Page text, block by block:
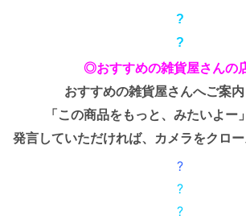
?
?
◎おすすめの雑貨屋さんの
おすすめの雑貨屋さんへご案内
「この商品をもっと、みたいよー
発言していただければ、カメラをクロー
?
?
?